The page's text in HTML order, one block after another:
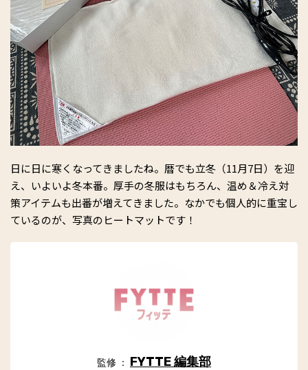
日に日に寒くなってきましたね。暦でも立冬（11月7日）を迎
え、いよいよ冬本番。厚手の冬服はもちろん、温め＆冷え対
策アイテムも出番が増えてきました。なかでも個人的に重宝し
ているのが、写真のヒートマットです！
監修 ： FYTTE 編集部